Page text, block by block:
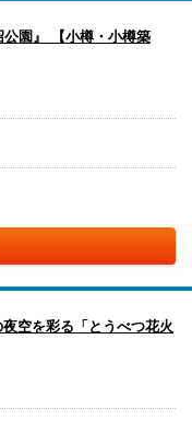
園』 【小樽・小樽築
空を彩る「とうべつ花火